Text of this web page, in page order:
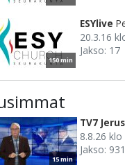
150 min
ESYlive
20.3.16
Jakso: 17
15 min
TV7
8.8.26 klo
Jakso: 931